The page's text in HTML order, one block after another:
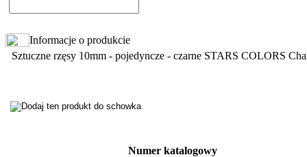
Informacje o produkcie
Sztuczne rzęsy 10mm - pojedyncze - czarne STARS COLORS
Numer katalogowy